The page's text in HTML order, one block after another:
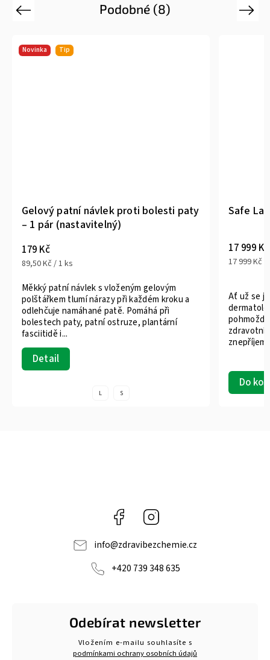
Podobné (8)
Previous
Novinka Tip
Gelový patní návlek proti bolesti paty
– 1 pár (nastavitelný)
179 Kč
89,50 Kč / 1 ks
Detail
Měkký patní návlek s vloženým gelovým
polštářkem tlumí nárazy při každém kroku a
odlehčuje namáhané patě. Pomáhá při
bolestech paty, patní ostruze, plantární
fasciitidě i...
L S
Safe
17 999 Kč
17 999 Kč /
Do
Ať už se
zdravotní
Next
Facebook
info@zdravibezchemie.cz
+420 739 348 635
Odebírat newsletter
Vložením e-mailu souhlasíte s
podmínkami ochrany osobních údajů